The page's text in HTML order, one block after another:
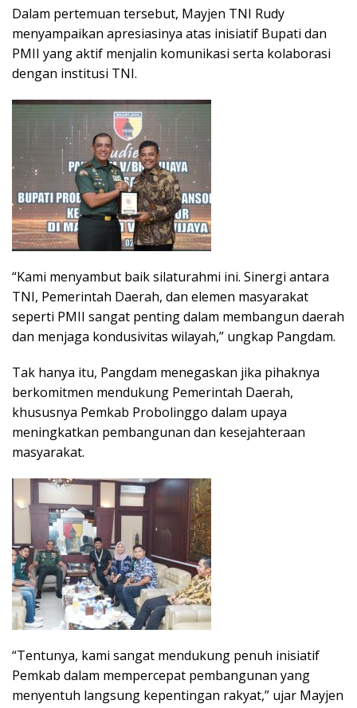
Dalam pertemuan tersebut, Mayjen TNI Rudy
menyampaikan apresiasinya atas inisiatif Bupati dan
PMII yang aktif menjalin komunikasi serta kolaborasi
dengan institusi TNI.
“Kami menyambut baik silaturahmi ini. Sinergi antara
TNI, Pemerintah Daerah, dan elemen masyarakat
seperti PMII sangat penting dalam membangun daerah
dan menjaga kondusivitas wilayah,” ungkap Pangdam.
Tak hanya itu, Pangdam menegaskan jika pihaknya
berkomitmen mendukung Pemerintah Daerah,
khususnya Pemkab Probolinggo dalam upaya
meningkatkan pembangunan dan kesejahteraan
masyarakat.
“Tentunya, kami sangat mendukung penuh inisiatif
Pemkab dalam mempercepat pembangunan yang
menyentuh langsung kepentingan rakyat,” ujar Mayjen